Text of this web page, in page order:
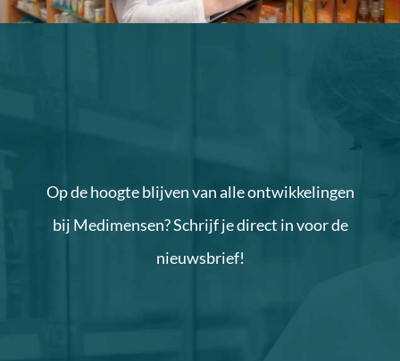
Op de hoogte blijven van alle ontwikkelingen
bij Medimensen? Schrijf je direct in voor de
nieuwsbrief!